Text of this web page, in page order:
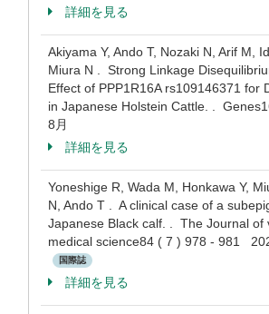
詳細を見る
Akiyama Y, Ando T, Nozaki N, Arif M,
Miura N . Strong Linkage
Effect of PPP1R16A rs109146371 for
in Japanese Holstein Cattle. .
8月
詳細を見る
Yoneshige R, Wada M, Honkawa Y,
N, Ando T . A clinical case of a
Japanese Black calf. . The Journal of
medical science84 ( 7 ) 978 - 981
国際誌
詳細を見る